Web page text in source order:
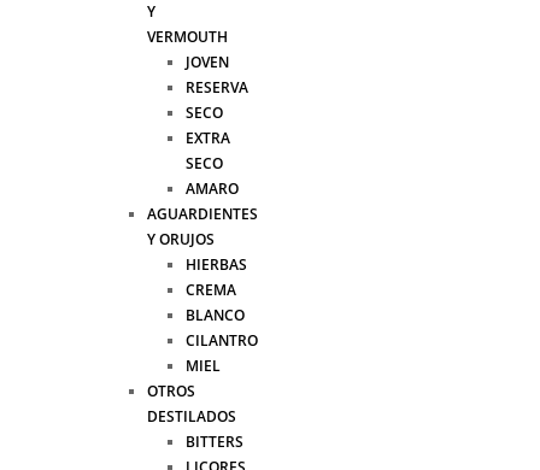
Y
VERMOUTH
JOVEN
RESERVA
SECO
EXTRA
SECO
AMARO
AGUARDIENTES
Y ORUJOS
HIERBAS
CREMA
BLANCO
CILANTRO
MIEL
OTROS
DESTILADOS
BITTERS